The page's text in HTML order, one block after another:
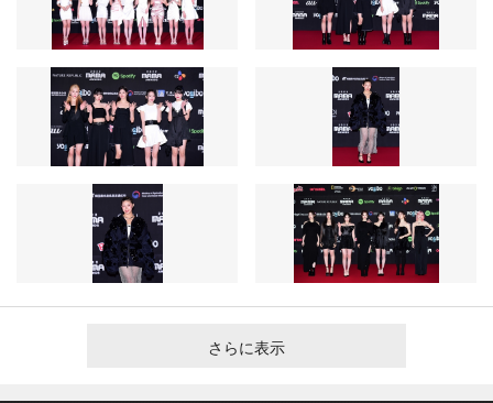
さらに表示